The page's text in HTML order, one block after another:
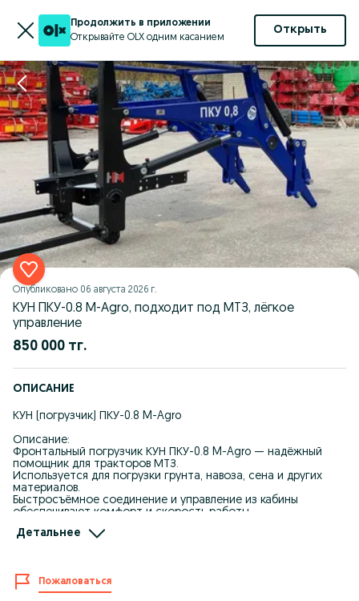
Продолжить в приложении
Открывайте OLX одним касанием
Открыть
Опубликовано 06 августа 2026 г.
КУН ПКУ-0.8 M-Agro, подходит под МТЗ, лёгкое
управление
850 000 тг.
ОПИСАНИЕ
КУН (погрузчик) ПКУ-0.8 M-Agro
Описание:
Фронтальный погрузчик КУН ПКУ-0.8 M-Agro — надёжный
помощник для тракторов МТЗ.
Используется для погрузки грунта, навоза, сена и других
материалов.
Быстросъёмное соединение и управление из кабины
обеспечивают комфорт и скорость работы.
Ключевые особенности:
Подходит под МТЗ
Детальнее
Пожаловаться